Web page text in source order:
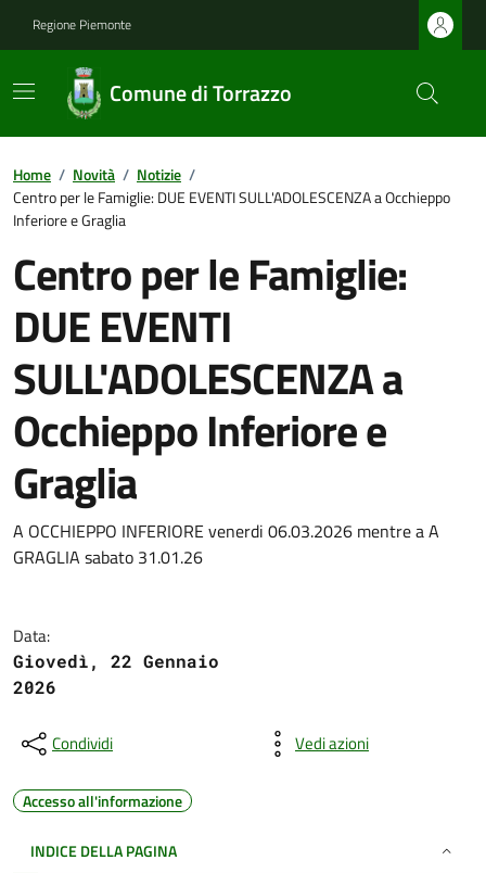
Regione Piemonte
Comune di Torrazzo
Home / Novità / Notizie /
Centro per le Famiglie: DUE EVENTI SULL'ADOLESCENZA a Occhieppo
Inferiore e Graglia
Centro per le Famiglie:
DUE EVENTI
SULL'ADOLESCENZA a
Occhieppo Inferiore e
Graglia
A OCCHIEPPO INFERIORE venerdi 06.03.2026 mentre a A
GRAGLIA sabato 31.01.26
Data:
Giovedì, 22 Gennaio
2026
Condividi Vedi azioni
Accesso all'informazione
INDICE DELLA PAGINA